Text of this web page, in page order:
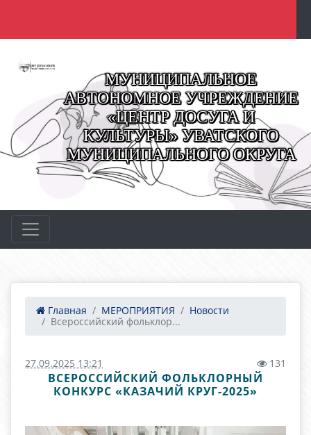
МУНИЦИПАЛЬНОЕ
АВТОНОМНОЕ УЧРЕЖДЕНИЕ
«ЦЕНТР ДОСУГА И
КУЛЬТУРЫ» УВАТСКОГО
МУНИЦИПАЛЬНОГО ОКРУГА
Главная МЕРОПРИЯТИЯ
Новости
Всероссийский фольклор...
27.09.2025 13:21 131
ВСЕРОССИЙСКИЙ ФОЛЬКЛОРНЫЙ
КОНКУРС «КАЗАЧИЙ КРУГ-2025»